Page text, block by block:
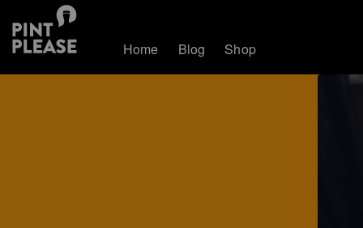
Home Blog Shop